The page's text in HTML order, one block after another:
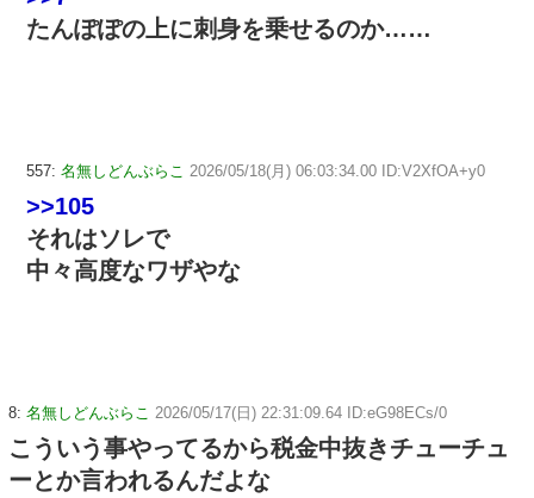
たんぽぽの上に刺身を乗せるのか……
557: 名無しどんぶらこ 2026/05/18(月) 06:03:34.00 ID:V2XfOA+y0
>>105
それはソレで
中々高度なワザやな
8: 名無しどんぶらこ 2026/05/17(日) 22:31:09.64 ID:eG98ECs/0
こういう事やってるから税金中抜きチューチュ
ーとか言われるんだよな